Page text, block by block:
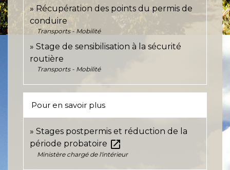
Récupération des points du permis de
conduire
Transports - Mobilité
Stage de sensibilisation à la sécurité
routière
Transports - Mobilité
Pour en savoir plus
Stages postpermis et réduction de la
période probatoire open_in_new
Ministère chargé de l'intérieur